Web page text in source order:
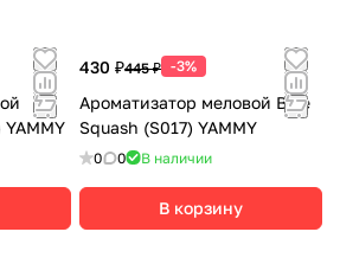
430 ₽445 ₽ -3%
Ароматизатор меловой Blue
Squash (S017) YAMMY
0 0 В наличии
В корзину